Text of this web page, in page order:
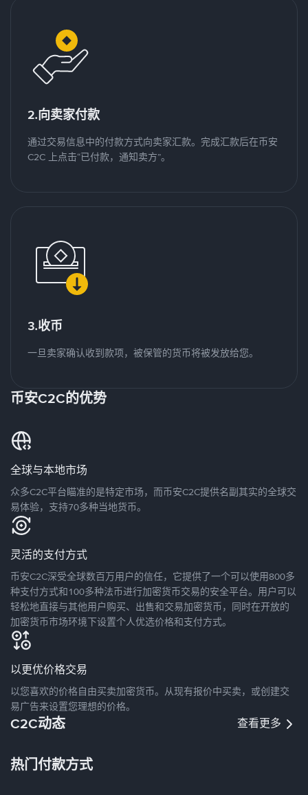
2.向卖家付款
通过交易信息中的付款方式向卖家汇款。完成汇款后在币安
C2C 上点击“已付款，通知卖方”。
3.收币
一旦卖家确认收到款项，被保管的货币将被发放给您。
币安C2C的优势
全球与本地市场
众多C2C平台瞄准的是特定市场，而币安C2C提供名副其实的全球交
易体验，支持70多种当地货币。
灵活的支付方式
币安C2C深受全球数百万用户的信任，它提供了一个可以使用800多
种支付方式和100多种法币进行加密货币交易的安全平台。用户可以
轻松地直接与其他用户购买、出售和交易加密货币，同时在开放的
加密货币市场环境下设置个人优选价格和支付方式。
以更优价格交易
以您喜欢的价格自由买卖加密货币。从现有报价中买卖，或创建交
易广告来设置您理想的价格。
C2C动态 查看更多
热门付款方式